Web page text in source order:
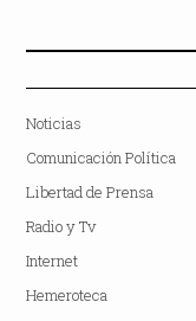
Noticias
Comunicación Política
Libertad de Prensa
Radio y Tv
Internet
Hemeroteca